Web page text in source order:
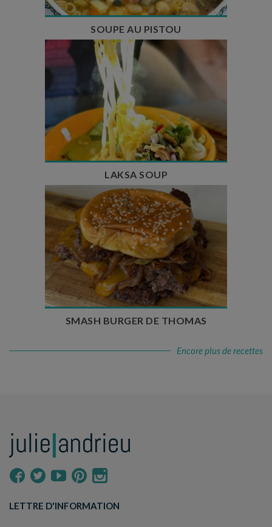
SOUPE AU PISTOU
Temps de préparation : 40 min
Temps de cuisson : 25 min
Nombre de couverts : 4
LAKSA SOUP
Temps de préparation : 20 min
Temps de cuisson : 5 à 10 min
Nombre de couverts : 4
SMASH BURGER DE THOMAS
Encore plus de recettes
LETTRE D'INFORMATION